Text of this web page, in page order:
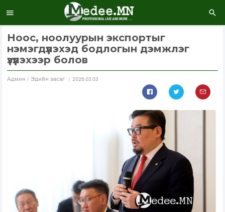
Ноос, ноолуурын экспортыг
нэмэгдүүлэхэд бодлогын дэмжлэг
үзүүлэхээр болов
Aдмин / Эдийн засаг 2026.03.03